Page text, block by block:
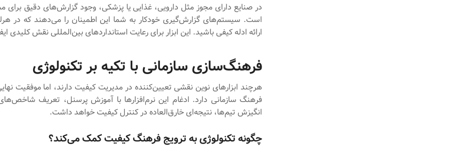
در صنایع دارای مجوز مثل دارویی، غذایی یا پزشکی، وجود گزارش‌های دقیق برای
است. سیستم‌های گزارش‌گیری خودکار به شما این اطمینان را می‌دهند که در
ارائه ادله کیفی باشید. این ابزار برای رعایت استانداردهای بین‌المللی نقش کلیدی
فرهنگ‌سازی سازمانی با تکیه بر تکنولوژی
هرچند ابزارهای نوین نقشی تعیین‌کننده در مدیریت کیفیت دارند، اما موفقیت
فرهنگ سازمانی دارد. ادغام این نرم‌افزارها با آموزش پرسنل، تعریف
انگیزش تیم‌ها، نتیجه‌ای خارق‌العاده در کنترل کیفیت خواهد داشت.
چگونه تکنولوژی به ترویج فرهنگ کیفیت کمک می‌کند؟